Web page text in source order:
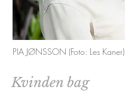
PIA JØNSSON (Foto: Les Kaner)
Kvinden bag